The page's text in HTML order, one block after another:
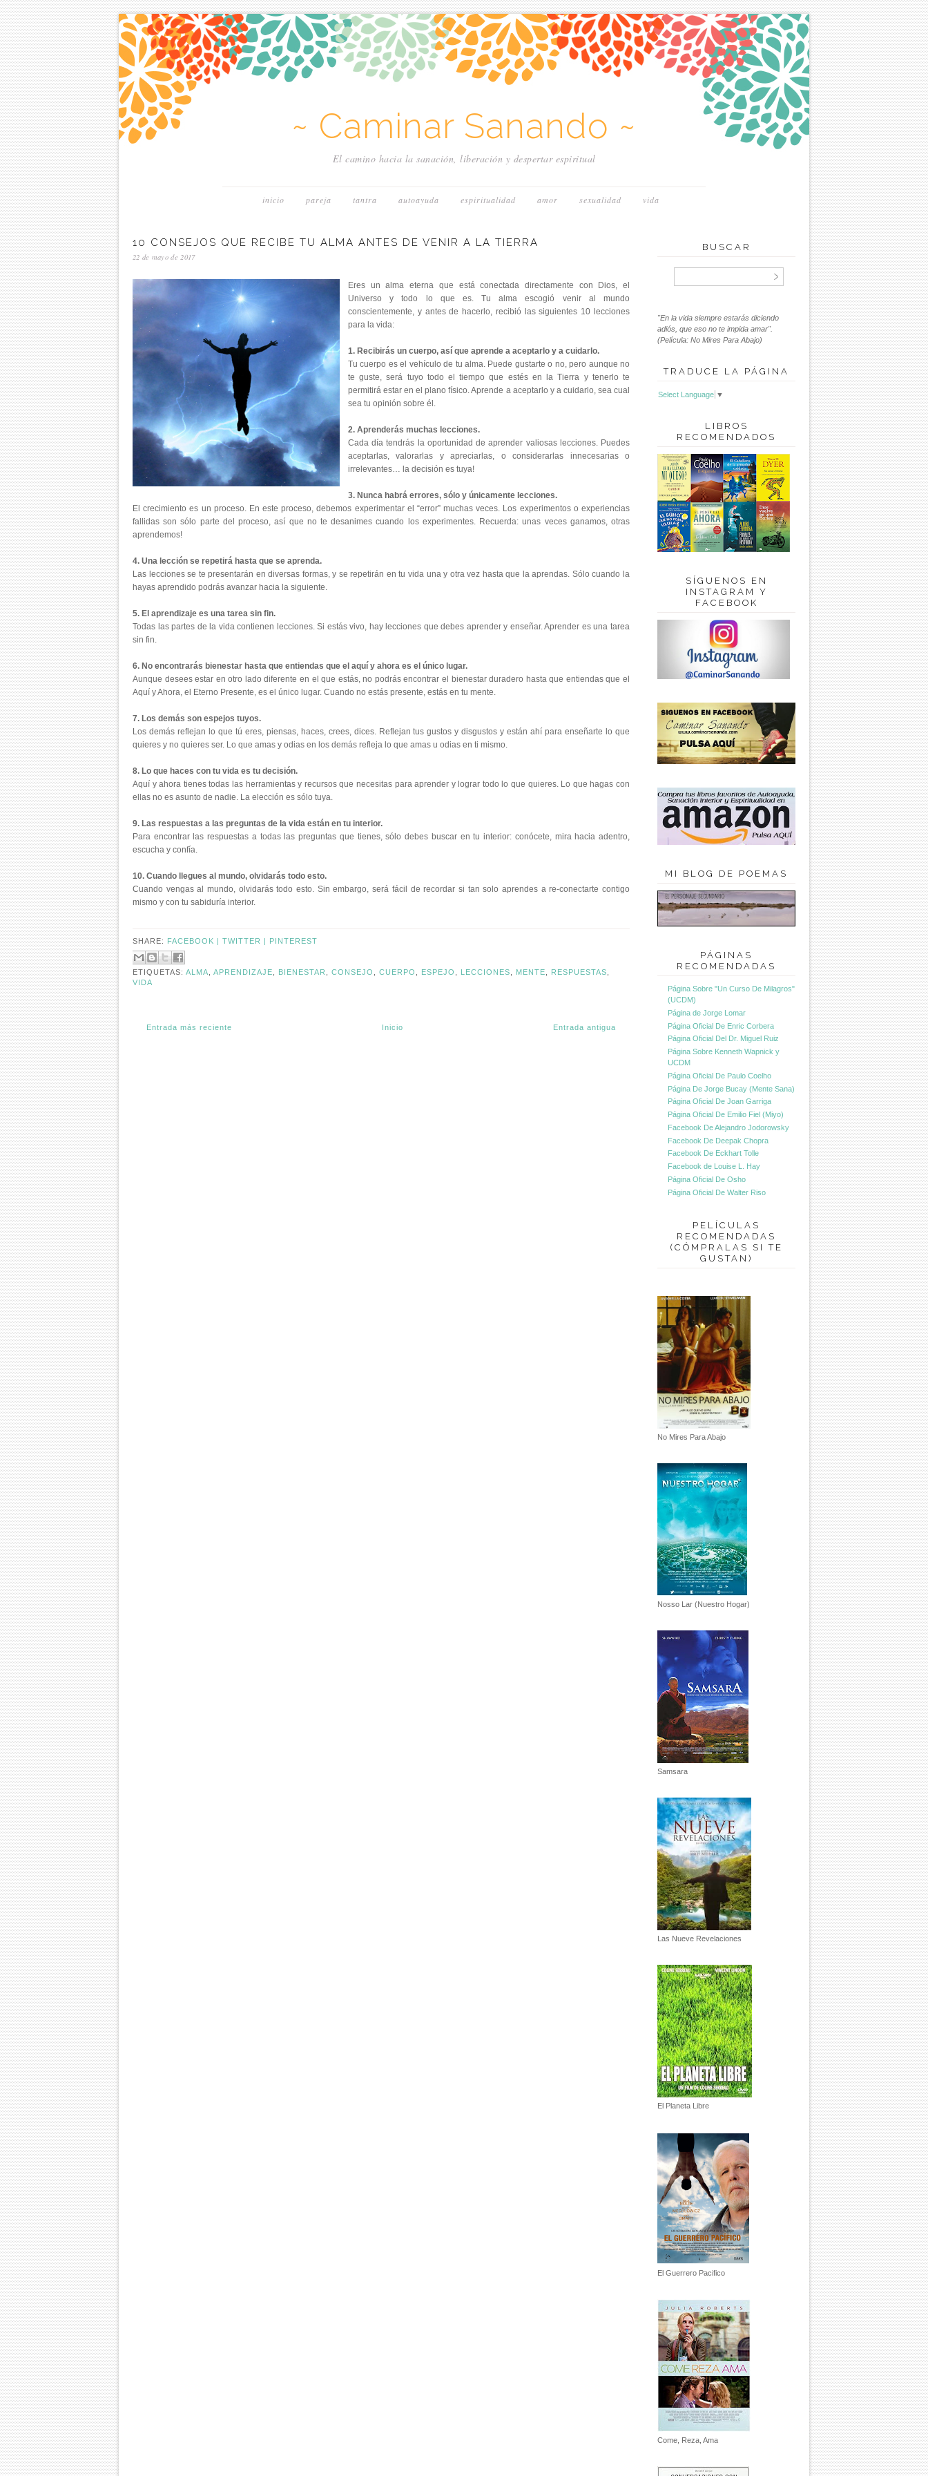
~ Caminar Sanando ~
El camino hacia la sanación, liberación y despertar espiritual
inicio pareja tantra autoayuda espiritualidad amor sexualidad vida
10 CONSEJOS QUE RECIBE TU ALMA ANTES DE VENIR A LA TIERRA
22 de mayo de 2017
Eres un alma eterna que está conectada directamente con Dios, el
Universo y todo lo que es. Tu alma escogió venir al mundo
conscientemente, y antes de hacerlo, recibió las siguientes 10 lecciones
para la vida:
1. Recibirás un cuerpo, así que aprende a aceptarlo y a cuidarlo.
Tu cuerpo es el vehículo de tu alma. Puede gustarte o no, pero aunque no
te guste, será tuyo todo el tiempo que estés en la Tierra y tenerlo te
permitirá estar en el plano físico. Aprende a aceptarlo y a cuidarlo, sea cual
sea tu opinión sobre él.
2. Aprenderás muchas lecciones.
Cada día tendrás la oportunidad de aprender valiosas lecciones. Puedes
aceptarlas, valorarlas y apreciarlas, o considerarlas innecesarias o
irrelevantes… la decisión es tuya!
3. Nunca habrá errores, sólo y únicamente lecciones.
El crecimiento es un proceso. En este proceso, debemos experimentar el “error” muchas veces. Los experimentos o experiencias
fallidas son sólo parte del proceso, así que no te desanimes cuando los experimentes. Recuerda: unas veces ganamos, otras
aprendemos!
4. Una lección se repetirá hasta que se aprenda.
Las lecciones se te presentarán en diversas formas, y se repetirán en tu vida una y otra vez hasta que la aprendas. Sólo cuando la
hayas aprendido podrás avanzar hacia la siguiente.
5. El aprendizaje es una tarea sin fin.
Todas las partes de la vida contienen lecciones. Si estás vivo, hay lecciones que debes aprender y enseñar. Aprender es una tarea
sin fin.
6. No encontrarás bienestar hasta que entiendas que el aquí y ahora es el único lugar.
Aunque desees estar en otro lado diferente en el que estás, no podrás encontrar el bienestar duradero hasta que entiendas que el
Aquí y Ahora, el Eterno Presente, es el único lugar. Cuando no estás presente, estás en tu mente.
7. Los demás son espejos tuyos.
Los demás reflejan lo que tú eres, piensas, haces, crees, dices. Reflejan tus gustos y disgustos y están ahí para enseñarte lo que
quieres y no quieres ser. Lo que amas y odias en los demás refleja lo que amas u odias en ti mismo.
8. Lo que haces con tu vida es tu decisión.
Aquí y ahora tienes todas las herramientas y recursos que necesitas para aprender y lograr todo lo que quieres. Lo que hagas con
ellas no es asunto de nadie. La elección es sólo tuya.
9. Las respuestas a las preguntas de la vida están en tu interior.
Para encontrar las respuestas a todas las preguntas que tienes, sólo debes buscar en tu interior: conócete, mira hacia adentro,
escucha y confía.
10. Cuando llegues al mundo, olvidarás todo esto.
Cuando vengas al mundo, olvidarás todo esto. Sin embargo, será fácil de recordar si tan solo aprendes a re-conectarte contigo
mismo y con tu sabiduría interior.
SHARE: FACEBOOK | TWITTER | PINTEREST
ETIQUETAS: ALMA APRENDIZAJE BIENESTAR CONSEJO CUERPO ESPEJO LECCIONES MENTE RESPUESTAS
VIDA
Entrada más reciente Entrada antigua
Inicio
BUSCAR
"En la vida siempre estarás diciendo
adiós, que eso no te impida amar".
(Película: No Mires Para Abajo)
TRADUCE LA PÁGINA
Select Language ▼
LIBROS
RECOMENDADOS
SÍGUENOS EN
INSTAGRAM Y
FACEBOOK
MI BLOG DE POEMAS
PÁGINAS
RECOMENDADAS
Página Sobre "Un Curso De Milagros"
(UCDM)
Página de Jorge Lomar
Página Oficial De Enric Corbera
Página Oficial Del Dr. Miguel Ruiz
Página Sobre Kenneth Wapnick y
UCDM
Página Oficial De Paulo Coelho
Página De Jorge Bucay (Mente Sana)
Página Oficial De Joan Garriga
Página Oficial De Emilio Fiel (Miyo)
Facebook De Alejandro Jodorowsky
Facebook De Deepak Chopra
Facebook De Eckhart Tolle
Facebook de Louise L. Hay
Página Oficial De Osho
Página Oficial De Walter Riso
PELÍCULAS
RECOMENDADAS
(CÓMPRALAS SI TE
GUSTAN)
No Mires Para Abajo
Nosso Lar (Nuestro Hogar)
Samsara
Las Nueve Revelaciones
El Planeta Libre
El Guerrero Pacifico
Come, Reza, Ama